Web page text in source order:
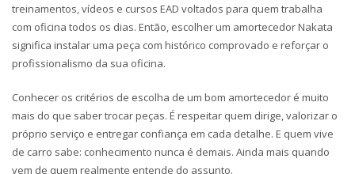
treinamentos, vídeos e cursos EAD voltados para quem trabalha
com oficina todos os dias. Então, escolher um amortecedor Nakata
significa instalar uma peça com histórico comprovado e reforçar o
profissionalismo da sua oficina.
Conhecer os critérios de escolha de um bom amortecedor é muito
mais do que saber trocar peças. É respeitar quem dirige, valorizar o
próprio serviço e entregar confiança em cada detalhe. E quem vive
de carro sabe: conhecimento nunca é demais. Ainda mais quando
vem de quem realmente entende do assunto.